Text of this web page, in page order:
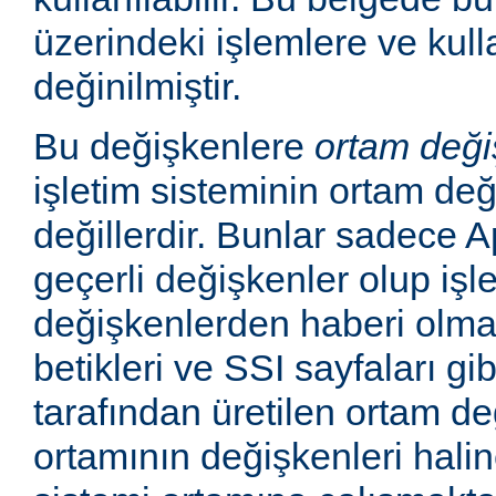
üzerindeki işlemlere ve
değinilmiştir.
Bu değişkenlere ortam
işletim sisteminin ortam
değillerdir. Bunlar sadece
geçerli değişkenler olup
değişkenlerden haberi
betikleri ve SSI sayfaları
tarafından üretilen ortam
ortamının değişkenleri